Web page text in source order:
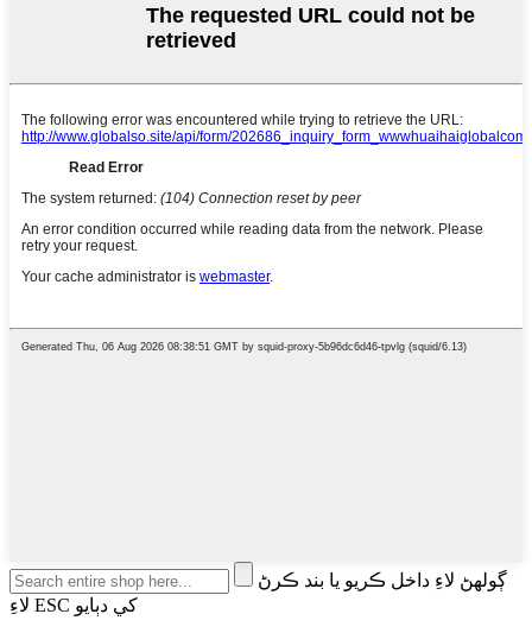
ڳولهڻ لاءِ داخل ڪريو يا بند ڪرڻ
لاءِ ESC کي دٻايو